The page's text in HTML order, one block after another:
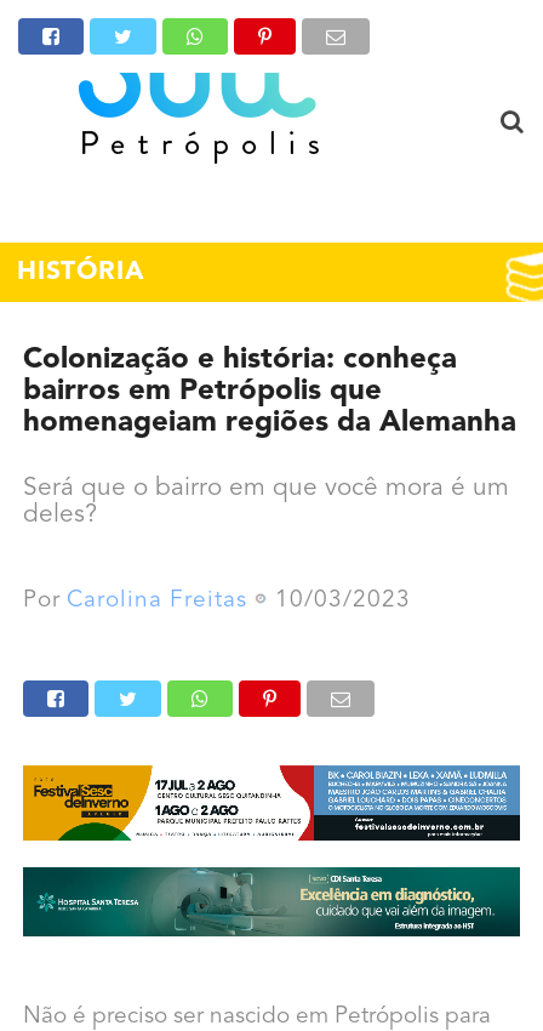
HISTÓRIA
Colonização e história: conheça
bairros em Petrópolis que
homenageiam regiões da Alemanha
Será que o bairro em que você mora é um
deles?
Por Carolina Freitas 10/03/2023
Não é preciso ser nascido em Petrópolis para